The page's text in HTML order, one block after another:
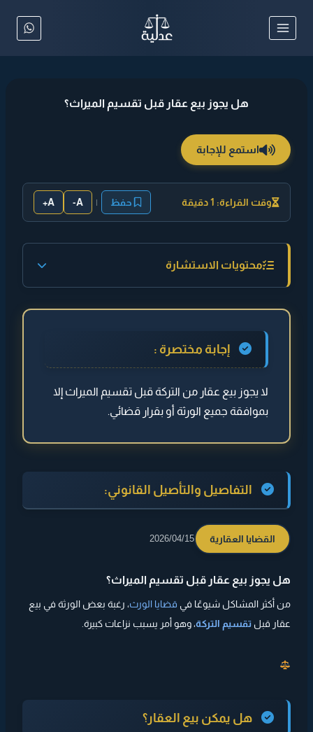
هل يجوز بيع عقار قبل تقسيم الميراث؟
استمع للإجابة
وقت القراءة: 1 دقيقة حفظ |
A-
A+
محتويات الاستشارة
◄ إجابة مختصرة :
◄ التفاصيل والتأصيل القانوني:
◄ هل يمكن بيع العقار؟
◄ لماذا يشترط الاتفاق؟
◄ الحالات المسموح بها
إجابة مختصرة :
لا يجوز بيع عقار من التركة قبل تقسيم الميراث إلا
بموافقة جميع الورثة أو بقرار قضائي.
التفاصيل والتأصيل القانوني:
القضايا العقارية 2026/04/15
هل يجوز بيع عقار قبل تقسيم الميراث؟
من أكثر المشاكل شيوعًا في قضايا الورث، رغبة بعض الورثة في بيع
عقار قبل تقسيم التركة، وهو أمر يسبب نزاعات كبيرة.
هل يمكن بيع العقار؟